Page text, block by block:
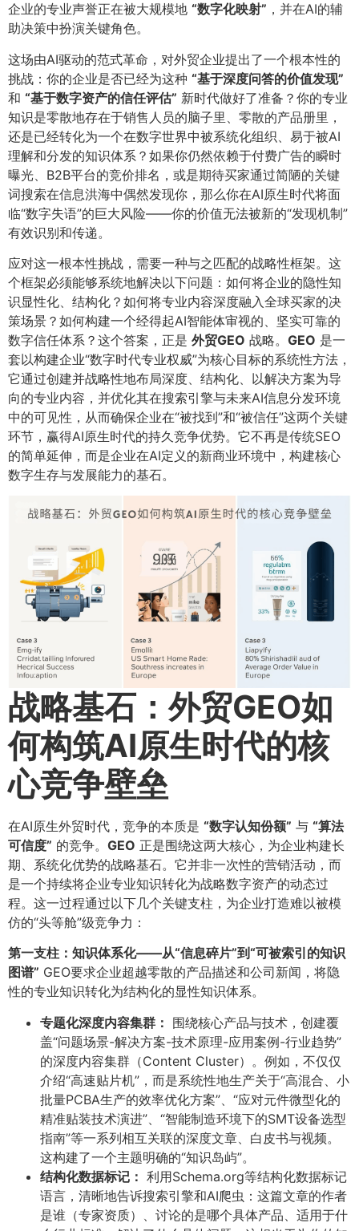
企业的专业声誉正在被大规模地 ​“数字化映射”​ ​，并在AI的辅
助决策中扮演关键角色。
这场由AI驱动的范式革命，对外贸企业提出了一个根本性的
挑战：你的企业是否已经为这种 ​“基于深度问答的价值发现”​
和 ​“基于数字资产的信任评估”​ 新时代做好了准备？你的专业
知识是零散地存在于销售人员的脑子里、零散的产品册里，
还是已经转化为一个在数字世界中被系统化组织、易于被AI
理解和分发的知识体系？如果你仍然依赖于付费广告的瞬时
曝光、B2B平台的竞价排名，或是期待买家通过简陋的关键
词搜索在信息洪海中偶然发现你，那么你在AI原生时代将面
临“数字失语”的巨大风险——你的价值无法被新的“发现机制”
有效识别和传递。
应对这一根本性挑战，需要一种与之匹配的战略性框架。这
个框架必须能够系统地解决以下问题：如何将企业的隐性知
识显性化、结构化？如何将专业内容深度融入全球买家的决
策场景？如何构建一个经得起AI智能体审视的、坚实可靠的
数字信任体系？这个答案，正是 外贸GEO 战略。​ GEO 是一
套以构建企业“数字时代专业权威”为核心目标的系统性方法，
它通过创建并战略性地布局深度、结构化、以解决方案为导
向的专业内容，并优化其在搜索引擎与未来AI信息分发环境
中的可见性，从而确保企业在“被找到”和“被信任”这两个关键
环节，赢得AI原生时代的持久竞争优势。它不再是传统SEO
的简单延伸，而是企业在AI定义的新商业环境中，构建核心
数字生存与发展能力的基石。
战略基石：外贸GEO如
何构筑AI原生时代的核
心竞争壁垒
在AI原生外贸时代，竞争的本质是 ​“数字认知份额”​ 与 ​“算法
可信度”​ 的竞争。​ GEO 正是围绕这两大核心，为企业构建长
期、系统化优势的战略基石。它并非一次性的营销活动，而
是一个持续将企业专业知识转化为战略数字资产的动态过
程。这一过程通过以下几个关键支柱，为企业打造难以被模
仿的“头等舱”级竞争力：
第一支柱：知识体系化——从“信息碎片”到“可被索引的知识
图谱”​ GEO要求企业超越零散的产品描述和公司新闻，将隐
性的专业知识转化为结构化的显性知识体系。
专题化深度内容集群：​ 围绕核心产品与技术，创建覆
盖“问题场景-解决方案-技术原理-应用案例-行业趋势”
的深度内容集群（Content Cluster）。例如，不仅仅
介绍“高速贴片机”，而是系统性地生产关于“高混合、小
批量PCBA生产的效率优化方案”、“应对元件微型化的
精准贴装技术演进”、“智能制造环境下的SMT设备选型
指南”等一系列相互关联的深度文章、白皮书与视频。
这构建了一个主题明确的“知识岛屿”。
结构化数据标记：​ 利用Schema.org等结构化数据标记
语言，清晰地告诉搜索引擎和AI爬虫：这篇文章的作者
是谁（专家资质）、讨论的是哪个具体产品、适用于什